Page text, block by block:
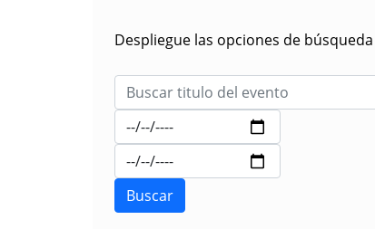
Despliegue las opciones de